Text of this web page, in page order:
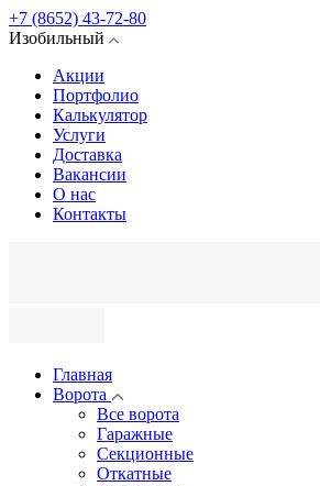
+7 (8652) 43-72-80
Изобильный
Акции
Портфолио
Калькулятор
Услуги
Доставка
Вакансии
О нас
Контакты
Главная
Ворота
Все ворота
Гаражные
Секционные
Откатные